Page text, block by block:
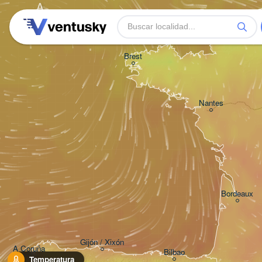
Temperatura
A Coruña
Bordeaux
Gijón / Xixón
Brest
Nantes
Bilbao
A